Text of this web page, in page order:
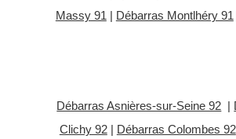
Massy 91 | Débarras Montlhéry 91
Débarras Asnières-sur-Seine 92 |
Clichy 92| Débarras Colombes 92